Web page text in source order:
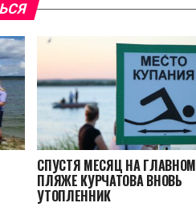
СПУСТЯ МЕСЯЦ НА ГЛАВНОМ
ПЛЯЖЕ КУРЧАТОВА ВНОВЬ
УТОПЛЕННИК